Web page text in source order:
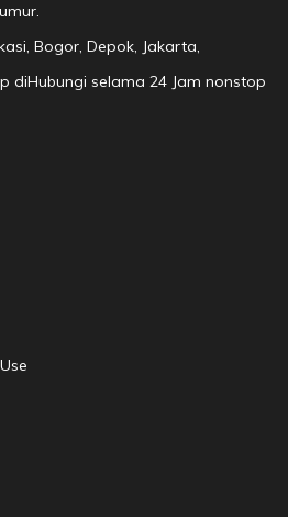
Bogor, Depok, Jakarta,
diHubungi selama 24 Jam nonstop